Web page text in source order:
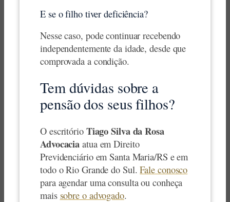
E se o filho tiver deficiência?
Nesse caso, pode continuar recebendo
independentemente da idade, desde que
comprovada a condição.
Tem dúvidas sobre a
pensão dos seus filhos?
O escritório Tiago Silva da Rosa
Advocacia atua em Direito
Previdenciário em Santa Maria/RS e em
todo o Rio Grande do Sul.Fale conosco
para agendar uma consulta ou conheça
mais sobre o advogado.